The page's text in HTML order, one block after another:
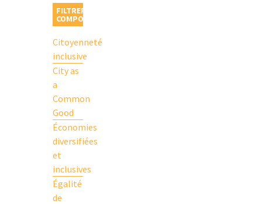
FILTRER PAR
COMPOSANT
Citoyenneté
inclusive
City as
a
Common
Good
Économies
diversifiées
et
inclusives
Égalité
de